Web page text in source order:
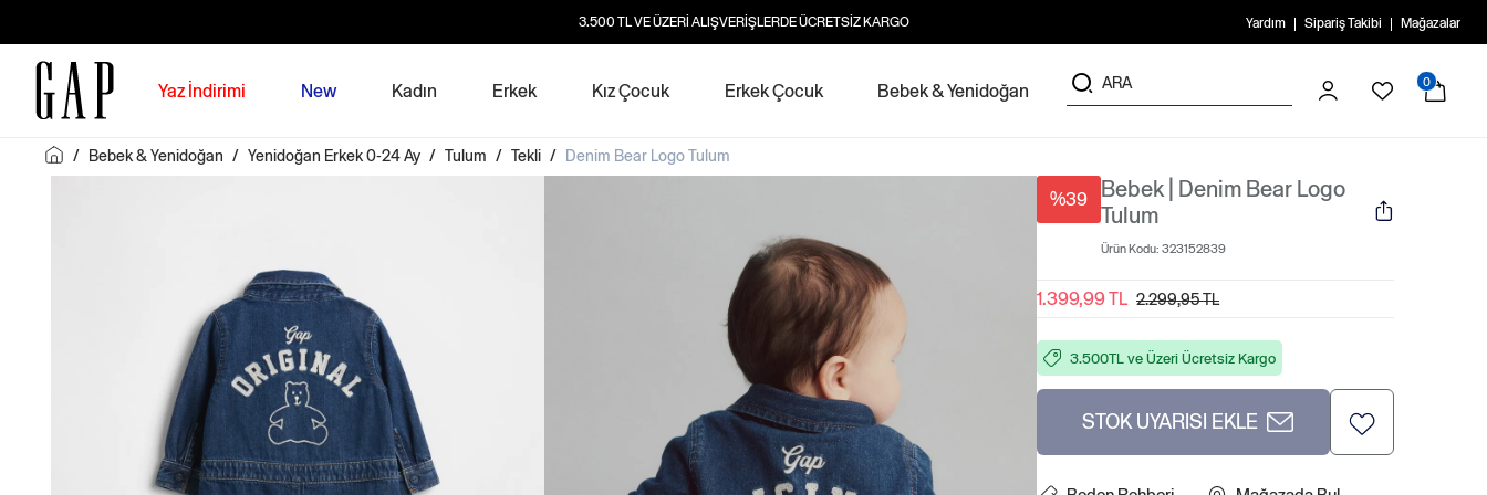
3.500 TL VE ÜZERİ ALIŞVERİŞLERDE ÜCRETSİZ KARGO Yardım Sipariş Takibi Mağazalar
Yaz İndirimi New Kadın Erkek Kız Çocuk Erkek Çocuk Bebek & Yenidoğan 0
/ Bebek & Yenidoğan / Yenidoğan Erkek 0-24 Ay / Tulum / Tekli / Denim Bear Logo Tulum
%39
Bebek | Denim Bear Logo
Tulum
Ürün Kodu: 323152839
1.399,99 TL 2.299,95 TL
3.500TL ve Üzeri Ücretsiz Kargo
STOK UYARISI EKLE